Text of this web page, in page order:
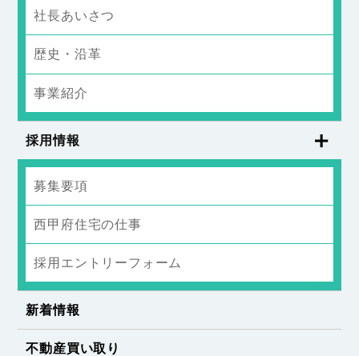
社長あいさつ
歴史・沿革
事業紹介
採用情報
募集要項
西甲府住宅の仕事
採用エントリーフォーム
新着情報
不動産買い取り